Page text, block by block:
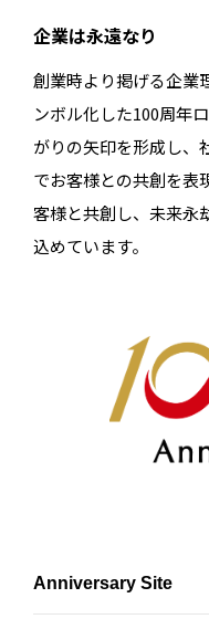
企業は永遠なり
創業時より掲げる企業
ンボル化した100周年
がりの矢印を形成し、
でお客様との共創を表
客様と共創し、未来永
込めています。
Anniversary Site